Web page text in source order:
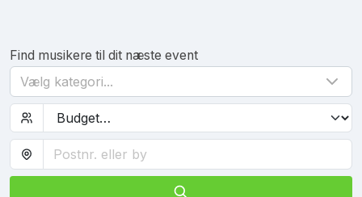
Find musikere til dit næste event
Vælg kategori...